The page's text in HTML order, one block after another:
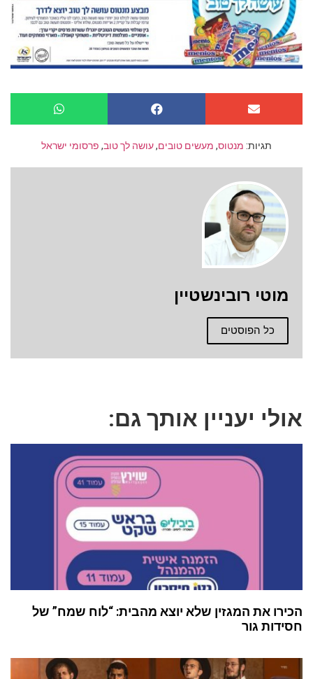
תגיות: מנטוס, מעשים טובים,עושה לך טוב, פרסומי ישראל
מוטי רובינשטיין
כל הפוסטים
אולי יעניין אותך גם:
הכירו את המגזין שלא יוצא מהבית: “לוח שמח” של
חסידות גור